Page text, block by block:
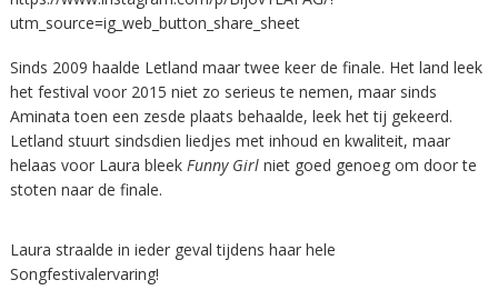
utm_source=ig_web_button_share_sheet
Sinds 2009 haalde Letland maar twee keer de finale. Het land leek
het festival voor 2015 niet zo serieus te nemen, maar sinds
Aminata toen een zesde plaats behaalde, leek het tij gekeerd.
Letland stuurt sindsdien liedjes met inhoud en kwaliteit, maar
helaas voor Laura bleek Funny Girl niet goed genoeg om door te
stoten naar de finale.
Laura straalde in ieder geval tijdens haar hele
Songfestivalervaring!